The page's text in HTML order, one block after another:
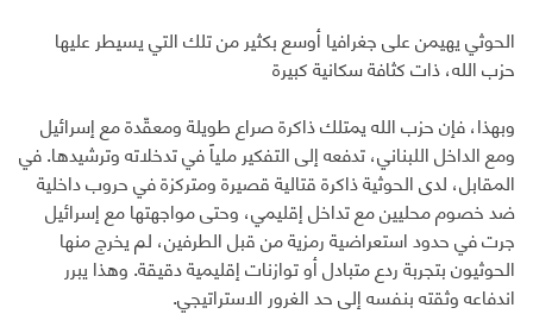
الحوثي يهيمن على جغرافيا أوسع بكثير من تلك التي يسيطر عليها
حزب الله، ذات كثافة سكانية كبيرة
وبهذا، فإن حزب الله يمتلك ذاكرة صراع طويلة ومعقّدة مع إسرائيل
ومع الداخل اللبناني، تدفعه إلى التفكير ملياً في تدخلاته وترشيدها. في
المقابل، لدى الحوثية ذاكرة قتالية قصيرة ومتركزة في حروب داخلية
ضد خصوم محليين مع تداخل إقليمي، وحتى مواجهتها مع إسرائيل
جرت في حدود استعراضية رمزية من قبل الطرفين، لم يخرج منها
الحوثيون بتجربة ردع متبادل أو توازنات إقليمية دقيقة. وهذا يبرر
اندفاعه وثقته بنفسه إلى حد الغرور الاستراتيجي.